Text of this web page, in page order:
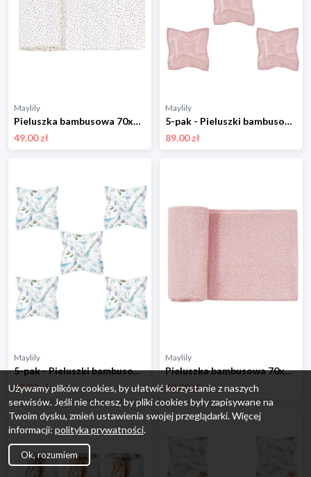
Maylily
Pieluszka bambusowa 70x70 - Kamyczki beż
49.00 zł
Maylily
5-pak - Pieluszki bambusowe mini 25x25 - Kamyczki róż
89.00 zł
Maylily
5-pak - Pieluszki bambusowe mini 25x25 - Niebiańskie ptaszki
89.00 zł
Maylily
Pieluszka bambusowa 70x70 - Kamyczki róż
49.00 zł
Używamy plików cookies, by ułatwić korzystanie z naszych
serwisów. Jeśli nie chcesz, by pliki cookies były zapisywane na
Twoim dysku, zmień ustawienia swojej przeglądarki. Więcej
informacji: polityka prywatności.
Ok, rozumiem